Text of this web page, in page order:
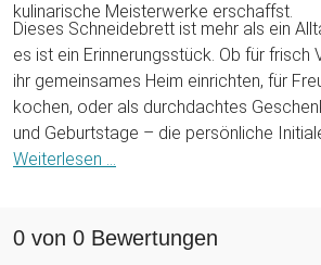
kulinarische Meisterwerke erschaffst.
Dieses Schneidebrett ist mehr als ein
es ist ein Erinnerungsstück. Ob für frisch
ihr gemeinsames Heim einrichten, für
kochen, oder als durchdachtes
und Geburtstage – die persönliche
zu etwas ganz Besonderem. Jedes Mal,
Weiterlesen ...
0 von 0 Bewertungen